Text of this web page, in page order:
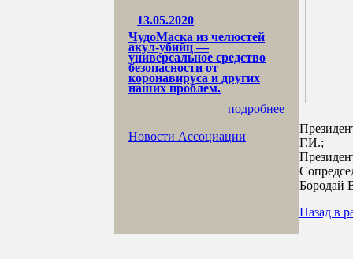
13.05.2020
ЧудоМаска из челюстей
акул-убийц —
универсальное средство
безопасности от
коронавируса и других
наших проблем.
подробнее
Новости Ассоциации
Г.И.;
Бородай
Назад в